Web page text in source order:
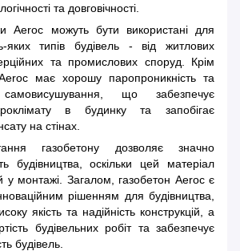
та довговічності.
Aeroc можуть бути використані для
яких типів будівель - від житлових
та промислових споруд. Крім
має хорошу паропроникність та
що забезпечує
в будинку та запобігає
на стінах.
газобетону дозволяє значно
будівництва, оскільки цей матеріал
у монтажі. Загалом, газобетон Aeroc є
рішенням для будівництва,
якість та надійність конструкцій, а
будівельних робіт та забезпечує
будівель.